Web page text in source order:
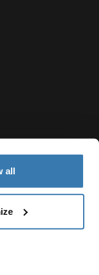
all
Current market/
Kyrgyzstan